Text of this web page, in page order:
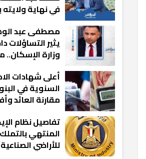
في نهاية ولايته
مصطفى عبد
يثير التساؤلات
وزارة الإسكان..
المناصب؟
أعلى شهادات
السنوية في
مقارنة العائد
تفاصيل نظام
المنتهي بالتملك
للأراضي الصناعية